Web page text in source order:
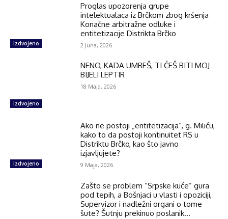
Izdvojeno
Proglas upozorenja grupe
intelektualaca iz Brčkom zbog kršenja
Konačne arbitražne odluke i
entitetizacije Distrikta Brčko
2 Juna, 2026
Izdvojeno
NENO, KADA UMREŠ, TI ĆEŠ BITI MOJ
BIJELI LEPTIR
18 Maja, 2026
Izdvojeno
Ako ne postoji „entitetizacija“, g. Miliću,
kako to da postoji kontinuitet RS u
Distriktu Brčko, kao što javno
izjavljujete?
9 Maja, 2026
Zašto se problem “Srpske kuće” gura
pod tepih, a Bošnjaci u vlasti i opoziciji,
Supervizor i nadležni organi o tome
šute? Šutnju prekinuo poslanik...